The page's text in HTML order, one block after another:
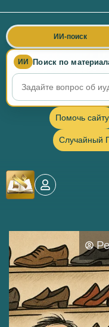
ИИ Поиск по
ИИ-поиск
Помочь сайту
Случайный